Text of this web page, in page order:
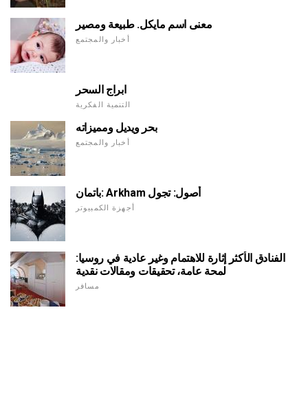
معنى اسم مايكل. طبيعة ومصير
أخبار والمجتمع
ابراج السحر
التنمية الفكرية
بحر ويديل ومميزاته
أخبار والمجتمع
باتمان: Arkham أصول: تجول
أجهزة الكمبيوتر
الفنادق الأكثر إثارة للاهتمام وغير عادية في روسيا:
لمحة عامة، تحقيقات ومقالات نقدية
مسافر